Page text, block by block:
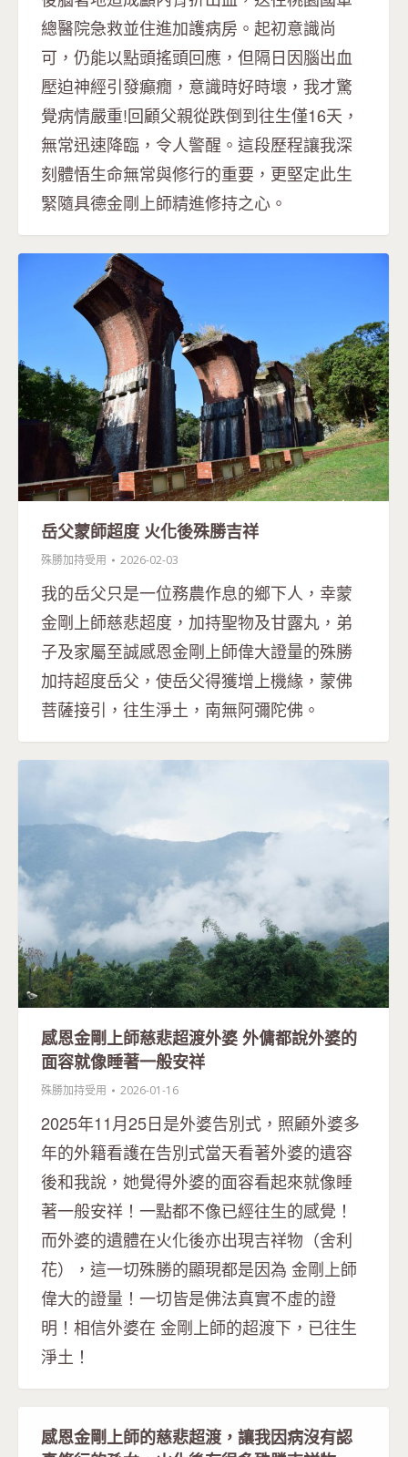
總醫院急救並住進加護病房。起初意識尚
可，仍能以點頭搖頭回應，但隔日因腦出血
壓迫神經引發癲癇，意識時好時壞，我才驚
覺病情嚴重!回顧父親從跌倒到往生僅16天，
無常迅速降臨，令人警醒。這段歷程讓我深
刻體悟生命無常與修行的重要，更堅定此生
緊隨具德金剛上師精進修持之心。
岳父蒙師超度 火化後殊勝吉祥
殊勝加持受用 2026-02-03
我的岳父只是一位務農作息的鄉下人，幸蒙
金剛上師慈悲超度，加持聖物及甘露丸，弟
子及家屬至誠感恩金剛上師偉大證量的殊勝
加持超度岳父，使岳父得獲增上機緣，蒙佛
菩薩接引，往生淨土，南無阿彌陀佛。
感恩金剛上師慈悲超渡外婆 外傭都說外婆的
面容就像睡著一般安祥
殊勝加持受用 2026-01-16
2025年11月25日是外婆告別式，照顧外婆多
年的外籍看護在告別式當天看著外婆的遺容
後和我說，她覺得外婆的面容看起來就像睡
著一般安祥！一點都不像已經往生的感覺！
而外婆的遺體在火化後亦出現吉祥物（舍利
花），這一切殊勝的顯現都是因為 金剛上師
偉大的證量！一切皆是佛法真實不虛的證
明！相信外婆在 金剛上師的超渡下，已往生
淨土！
感恩金剛上師的慈悲超渡，讓我因病沒有認